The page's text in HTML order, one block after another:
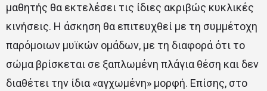
μαθητής θα εκτελέσει τις ίδιες ακριβώς κυκλικές
κινήσεις. Η άσκηση θα επιτευχθεί με τη συμμέτοχη
παρόμοιων μυϊκών ομάδων, με τη διαφορά ότι το
σώμα βρίσκεται σε ξαπλωμένη πλάγια θέση και δεν
διαθέτει την ίδια «αγχωμένη» μορφή. Επίσης, στο